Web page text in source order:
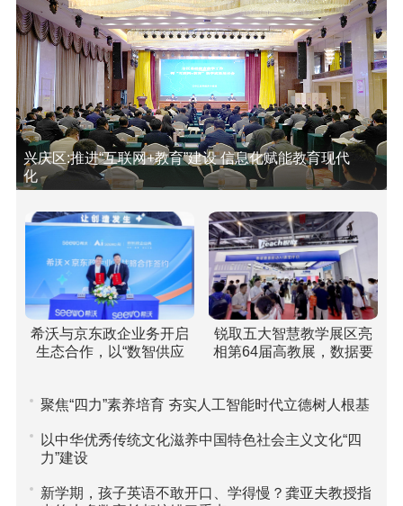
兴庆区:推进“互联网+教育”建设 信息化赋能教育现代
化
希沃与京东政企业务开启
生态合作，以“数智供应
锐取五大智慧教学展区亮
相第64届高教展，数据要
聚焦“四力”素养培育 夯实人工智能时代立德树人根基
以中华优秀传统文化滋养中国特色社会主义文化“四
力”建设
新学期，孩子英语不敢开口、学得慢？龚亚夫教授指